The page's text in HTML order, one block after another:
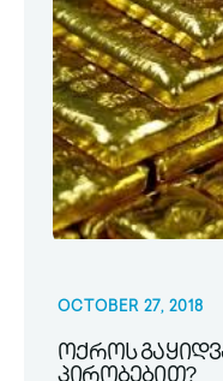
OCTOBER 27, 2018
ოქროს